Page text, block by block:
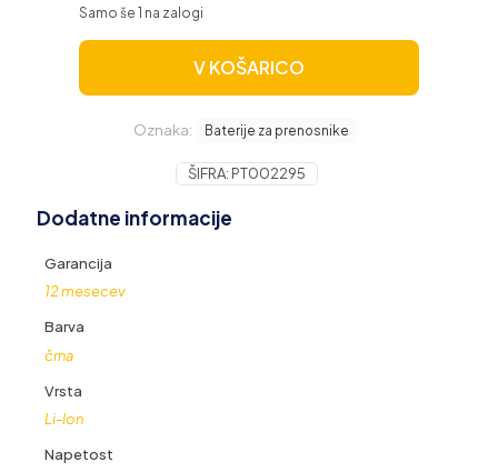
Samo še 1 na zalogi
V KOŠARICO
Oznaka: Baterije za prenosnike
ŠIFRA: PT002295
Dodatne informacije
Garancija
12 mesecev
Barva
črna
Vrsta
Li-Ion
Napetost